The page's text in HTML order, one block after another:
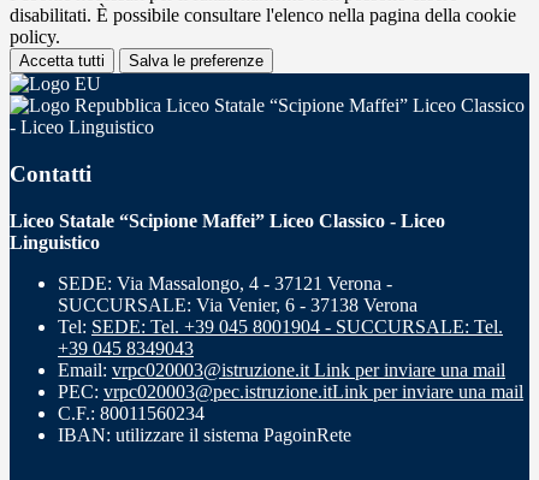
disabilitati. È possibile consultare l'elenco nella pagina della cookie
policy.
Accetta tutti Salva le preferenze
Liceo Statale “Scipione Maffei” Liceo Classico
- Liceo Linguistico
Contatti
Liceo Statale “Scipione Maffei” Liceo Classico - Liceo
Linguistico
SEDE: Via Massalongo, 4 - 37121 Verona -
SUCCURSALE: Via Venier, 6 - 37138 Verona
Tel: SEDE: Tel. +39 045 8001904 - SUCCURSALE: Tel.
+39 045 8349043
Email: vrpc020003@istruzione.it Link per inviare una mail
PEC: vrpc020003@pec.istruzione.itLink per inviare una mail
C.F.: 80011560234
IBAN: utilizzare il sistema PagoinRete